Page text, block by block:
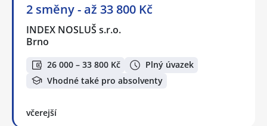
2 směny - až 33 800 Kč
INDEX NOSLUŠ s.r.o.
Brno
26 000 – 33 800 Kč
Plný úvazek
Vhodné také pro absolventy
včerejší